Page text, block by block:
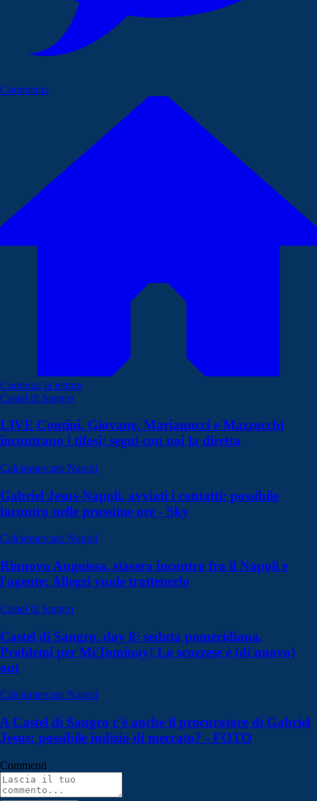
Commenta
Continua la lettura
Castel di Sangro
LIVE Contini, Giovane, Marianucci e Mazzocchi
incontrano i tifosi: segui con noi la diretta
Calciomercato Napoli
Gabriel Jesus-Napoli, avviati i contatti: possibile
incontro nelle prossime ore - Sky
Calciomercato Napoli
Rinnovo Anguissa, stasera incontro fra il Napoli e
l'agente: Allegri vuole trattenerlo
Castel di Sangro
Castel di Sangro, day 8: seduta pomeridiana.
Problemi per McTominay! Lo scozzese è (di nuovo)
out
Calciomercato Napoli
A Castel di Sangro c'è anche il procuratore di Gabriel
Jesus: possibile indizio di mercato? - FOTO
Commenti